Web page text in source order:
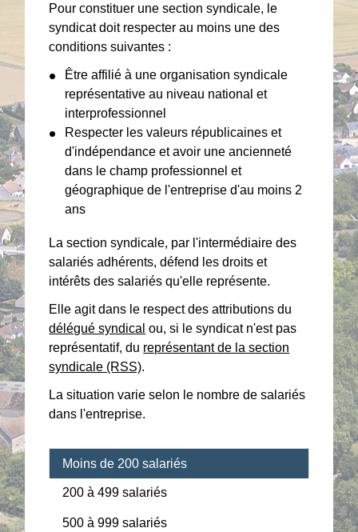
Pour constituer une section syndicale, le
syndicat doit respecter au moins une des
conditions suivantes :
Être affilié à une organisation syndicale
représentative au niveau national et
interprofessionnel
Respecter les valeurs républicaines et
d'indépendance et avoir une ancienneté
dans le champ professionnel et
géographique de l'entreprise d'au moins 2
ans
La section syndicale, par l'intermédiaire des
salariés adhérents, défend les droits et
intérêts des salariés qu'elle représente.
Elle agit dans le respect des attributions du
délégué syndical ou, si le syndicat n'est pas
représentatif, du représentant de la section
syndicale (RSS).
La situation varie selon le nombre de salariés
dans l'entreprise.
Moins de 200 salariés
200 à 499 salariés
500 à 999 salariés